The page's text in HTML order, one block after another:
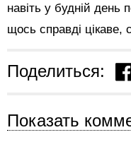
навіть у будній день
щось справді цікаве,
Поделиться:
Показать